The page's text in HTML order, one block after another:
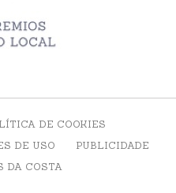
DE COOKIES
DE USO
PUBLICIDADE
DA COSTA